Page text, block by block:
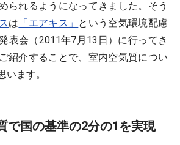
られるようになってきました。そう
は 「エアキス」 という空気環境配慮
表会（2011年7月13日）に行ってき
紹介することで、室内空気質につい
います。
で国の基準の2分の1を実現